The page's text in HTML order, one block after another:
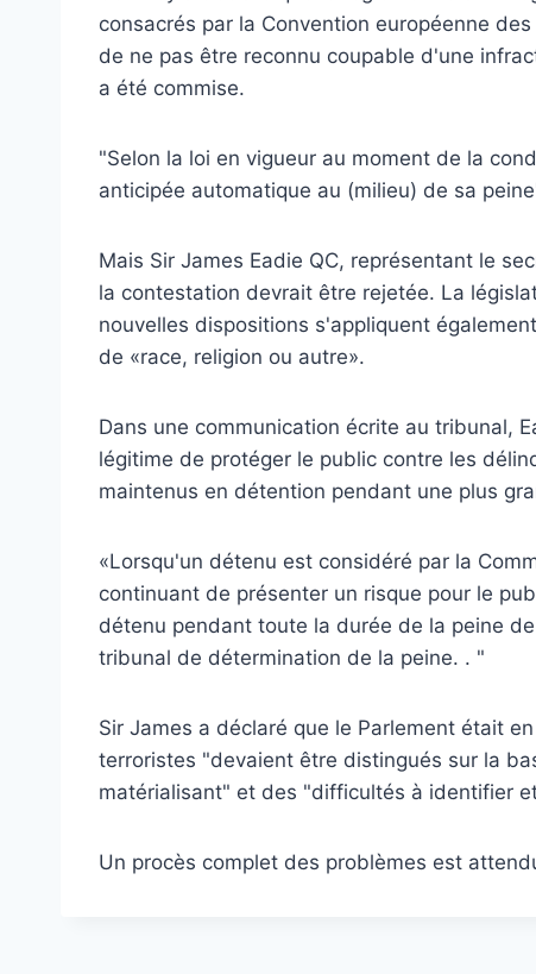
consacrés par la Convention européenne
de ne pas être reconnu coupable d'une
a été commise.
"Selon la loi en vigueur au moment de la
anticipée automatique au (milieu) de sa
Mais Sir James Eadie QC, représentant le
la contestation devrait être rejetée. La
nouvelles dispositions s'appliquent
de «race, religion ou autre».
Dans une communication écrite au tribunal,
légitime de protéger le public contre les
maintenus en détention pendant une plus
«Lorsqu'un détenu est considéré par la
continuant de présenter un risque pour le
détenu pendant toute la durée de la peine
tribunal de détermination de la peine. . "
Sir James a déclaré que le Parlement était
terroristes "devaient être distingués sur la
matérialisant" et des "difficultés à identifier
Un procès complet des problèmes est